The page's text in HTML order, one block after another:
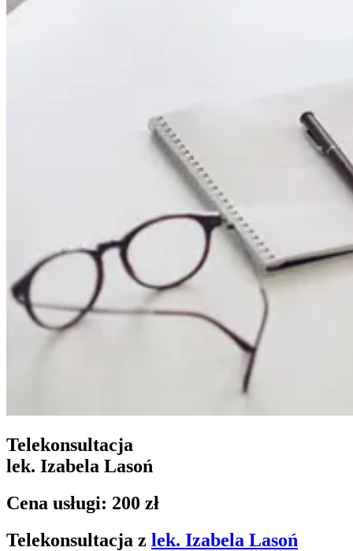
Telekonsultacja
lek. Izabela Lasoń
Cena usługi: 200 zł
Telekonsultacja z lek. Izabela Lasoń